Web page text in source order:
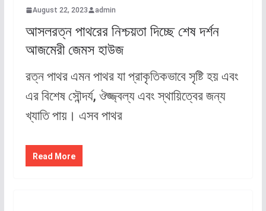
August 22, 2023 admin
আসলরত্ন পাথরের নিশ্চয়তা দিচ্ছে শেষ দর্শন
আজমেরী জেমস হাউজ
রত্ন পাথর এমন পাথর যা প্রাকৃতিকভাবে সৃষ্টি হয় এবং
এর বিশেষ সৌন্দর্য, ঔজ্জ্বল্য এবং স্থায়িত্বের জন্য
খ্যাতি পায়। এসব পাথর
Read More